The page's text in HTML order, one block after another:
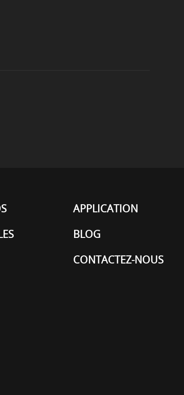
APPLICATION
BLOG
CONTACTEZ-NOUS